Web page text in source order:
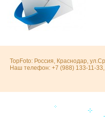
TopFoto: Россия, Краснодар,
Наш телефон: +7 (988) 133-11-